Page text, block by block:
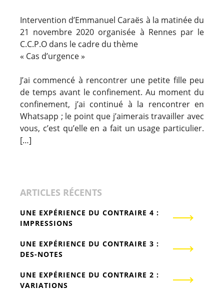
Intervention d’Emmanuel Caraës à la matinée du
21 novembre 2020 organisée à Rennes par le
C.C.P.O dans le cadre du thème
« Cas d’urgence »
J’ai commencé à rencontrer une petite fille peu
de temps avant le confinement. Au moment du
confinement, j’ai continué à la rencontrer en
Whatsapp ; le point que j’aimerais travailler avec
vous, c’est qu’elle en a fait un usage particulier.
[…]
ARTICLES RÉCENTS
UNE EXPÉRIENCE DU CONTRAIRE 4 :
IMPRESSIONS
UNE EXPÉRIENCE DU CONTRAIRE 3 :
DES-NOTES
UNE EXPÉRIENCE DU CONTRAIRE 2 :
VARIATIONS